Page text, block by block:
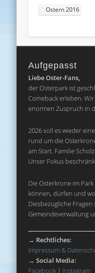
Ostern 2016
Aufgepasst
Liebe Oster-Fans,
der Osterpark ist
Comeback erleben.
enormen Zuspruch in
2026 soll es wieder
rund um die
am Start. Familie
Unser Fokus
Die Osterkrone im
können, dürfen und
Diesbezügliche
Gemeindeverwaltung
→ Rechtliches:
Impressum &
→Social Media:
Facebook | Instagram